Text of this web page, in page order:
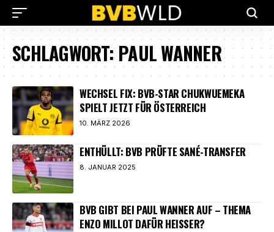
SCHLAGWORT:PAUL WANNER
WECHSEL FIX: BVB-STAR CHUKWUEMEKA
SPIELT JETZT FÜR ÖSTERREICH
10. MÄRZ 2026
ENTHÜLLT: BVB PRÜFTE SANÉ-TRANSFER
8. JANUAR 2025
BVB GIBT BEI PAUL WANNER AUF – THEMA
ENZO MILLOT DAFÜR HEISSER?